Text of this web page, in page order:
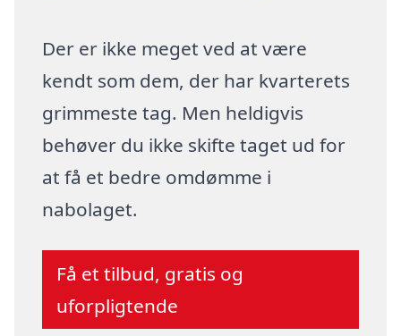
Der er ikke meget ved at være
kendt som dem, der har kvarterets
grimmeste tag. Men heldigvis
behøver du ikke skifte taget ud for
at få et bedre omdømme i
nabolaget.
Få et tilbud, gratis og
uforpligtende